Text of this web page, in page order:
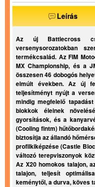
Leírás
Az új Battlecross
versenysorozatokban
termékcsalád. Az FIM
MX Championship, és a
összesen 46 dobogós
elmúlt években. Az új
teljesítményt nyújt a
mindig megfelelő
blokkok éleinek
gyorsítások, és a
(Cooling fintm)
biztosítja az állandó
profilkiképzése (Castle
változó terepviszonyok
Az X20 homokos talajon,
talajon, teljesít
keménytől, a durva, köves